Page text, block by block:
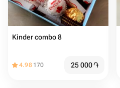
Kinder combo 8
4.98 170 25 000֏